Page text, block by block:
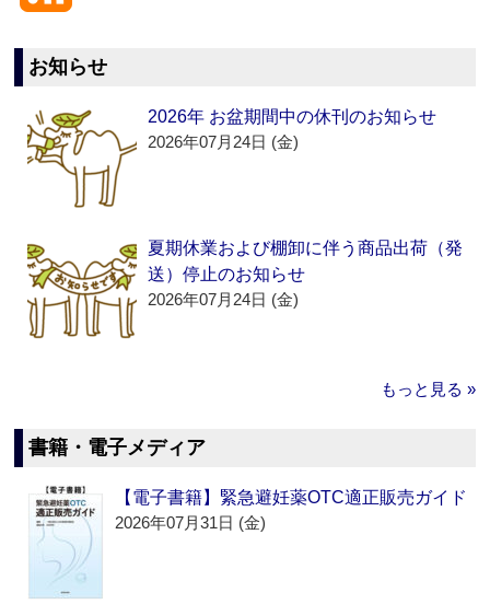
お知らせ
2026年 お盆期間中の休刊のお知らせ
2026年07月24日 (金)
夏期休業および棚卸に伴う商品出荷（発
送）停止のお知らせ
2026年07月24日 (金)
もっと見る »
書籍・電子メディア
【電子書籍】緊急避妊薬OTC適正販売ガイド
2026年07月31日 (金)